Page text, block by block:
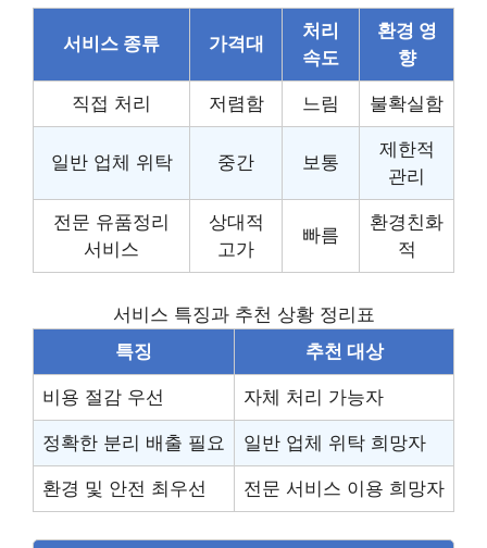
서비스 종류 가격대
처리
속도
환경 영
향
직접 처리 저렴함 느림 불확실함
일반 업체 위탁 중간 보통
제한적
관리
전문 유품정리
서비스
상대적
고가
빠름
환경친화
적
서비스 특징과 추천 상황 정리표
특징
추천 대상
비용 절감 우선 자체 처리 가능자
정확한 분리 배출 필요 일반 업체 위탁 희망자
환경 및 안전 최우선 전문 서비스 이용 희망자